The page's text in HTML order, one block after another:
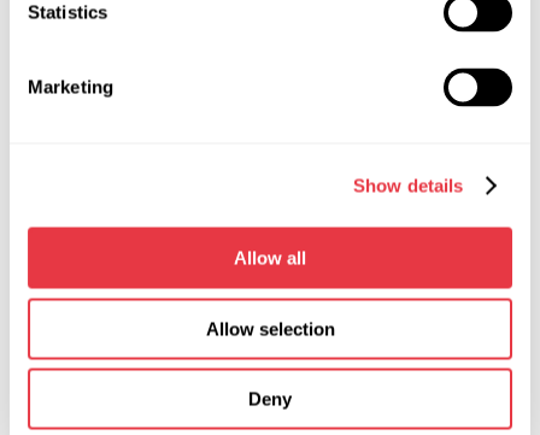
Statistics
Marketing
Show details
Allow all
Allow selection
Deny
Zalecany czas suszenia, min 10 – 20
Temperatura powietrza podczas
suszenia, °С
do 80
Oświetlenie obszaru roboczego tak
Konieczność posiadania systemu
minimum 300
Zalecany czas płukania, min 20 - 30